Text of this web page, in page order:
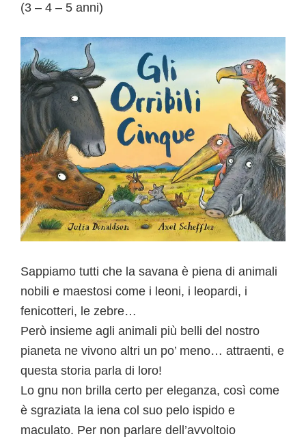
(3 – 4 – 5 anni)
Sappiamo tutti che la savana è piena di animali
nobili e maestosi come i leoni, i leopardi, i
fenicotteri, le zebre…
Però insieme agli animali più belli del nostro
pianeta ne vivono altri un po’ meno… attraenti, e
questa storia parla di loro!
Lo gnu non brilla certo per eleganza, così come
è sgraziata la iena col suo pelo ispido e
maculato. Per non parlare dell’avvoltoio